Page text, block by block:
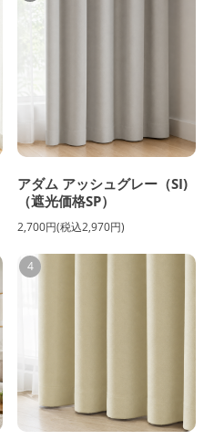
アダム アッシュグレー（SI)
（遮光価格SP）
2,700円(税込2,970円)
4